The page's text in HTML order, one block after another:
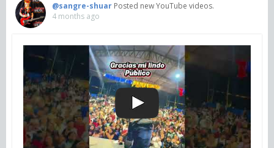
@sangre-shuar Posted new YouTube videos.
4 months ago